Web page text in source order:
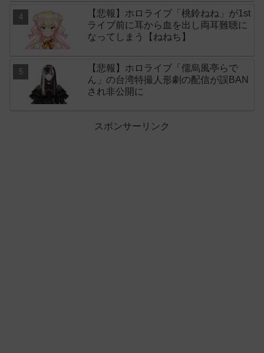
【悲報】ホロライブ「桃鈴ねね」が1st
ライブ前に耳から血を出し両耳難聴に
なってしまう【ねねち】
【悲報】ホロライブ「儒烏風亭らで
ん」の台湾特撮人形劇の配信が誤BAN
され非公開に
スポンサーリンク